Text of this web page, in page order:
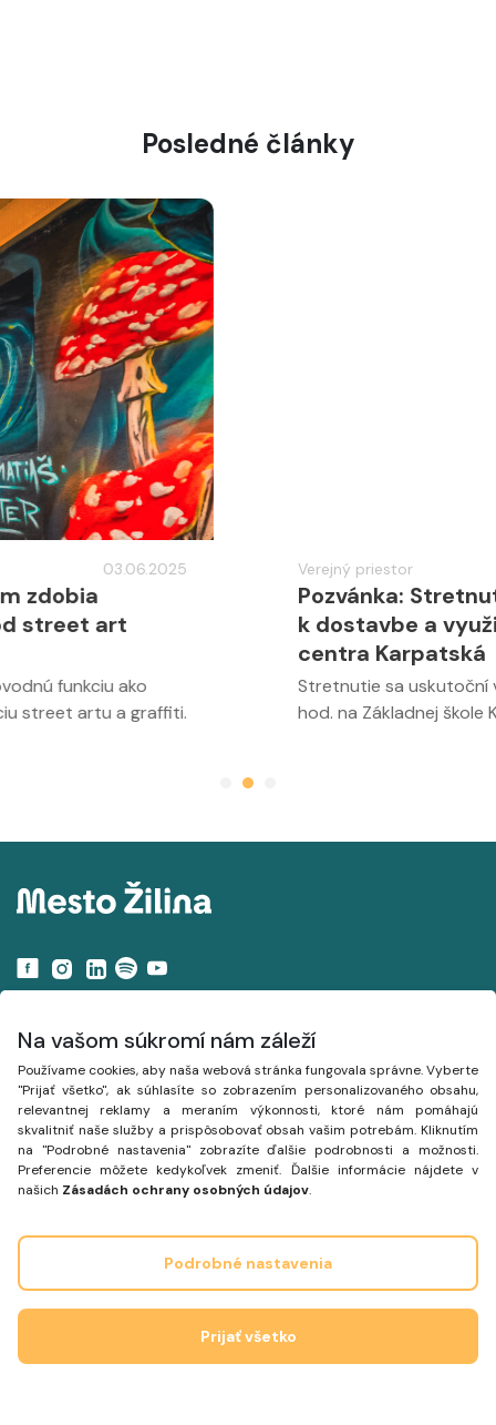
Posledné články
Verejný priestor 05.05.2025
Pozvánka: Stretnutie s občanmi
k dostavbe a využitiu Športového
Stretnutie sa uskutoční v stredu 14. mája o 17.30
hod. na Základnej škole Karpatská 8063/11 v Žiline.
Navigácia
Projekty
Mapa
Články
Na vašom súkromí nám záleží
Používame cookies, aby naša webová stránka fungovala správne. Vyberte
"Prijať všetko", ak súhlasíte so zobrazením personalizovaného obsahu,
relevantnej reklamy a meraním výkonnosti, ktoré nám pomáhajú
skvalitniť naše služby a prispôsobovať obsah vašim potrebám. Kliknutím
na "Podrobné nastavenia" zobrazíte ďalšie podrobnosti a možnosti.
Preferencie môžete kedykoľvek zmeniť. Ďalšie informácie nájdete v
našich Zásadách ochrany osobných údajov.
Prijať všetko
Podrobné nastavenia